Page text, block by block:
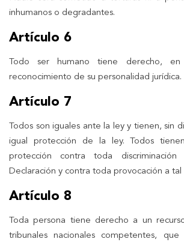
inhumanos o degradantes.
Artículo 6
Todo ser humano tiene derecho,
reconocimiento de su personalidad jurídica.
Artículo 7
Todos son iguales ante la ley y tienen, sin
igual protección de la ley. Todos
protección contra toda
Declaración y contra toda provocación a tal
Artículo 8
Toda persona tiene derecho a un
tribunales nacionales competentes,